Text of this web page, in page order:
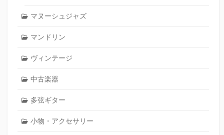
マヌーシュジャズ
マンドリン
ヴィンテージ
中古楽器
多弦ギター
小物・アクセサリー